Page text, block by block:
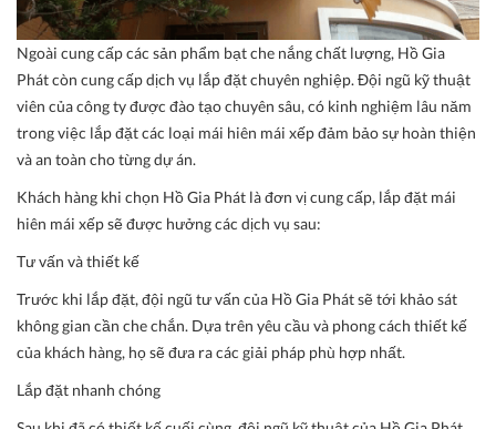
Ngoài cung cấp các sản phẩm bạt che nắng chất lượng, Hồ Gia
Phát còn cung cấp dịch vụ lắp đặt chuyên nghiệp. Đội ngũ kỹ thuật
viên của công ty được đào tạo chuyên sâu, có kinh nghiệm lâu năm
trong việc lắp đặt các loại mái hiên mái xếp đảm bảo sự hoàn thiện
và an toàn cho từng dự án.
Khách hàng khi chọn Hồ Gia Phát là đơn vị cung cấp, lắp đặt mái
hiên mái xếp sẽ được hưởng các dịch vụ sau:
Tư vấn và thiết kế
Trước khi lắp đặt, đội ngũ tư vấn của Hồ Gia Phát sẽ tới khảo sát
không gian cần che chắn. Dựa trên yêu cầu và phong cách thiết kế
của khách hàng, họ sẽ đưa ra các giải pháp phù hợp nhất.
Lắp đặt nhanh chóng